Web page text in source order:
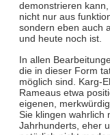
demonstrieren
nicht nur aus
sondern eben auch
und heute noch ist.
In allen
die in dieser Form
möglich sind. Karg-
Rameaus etwa
eigenen,
Sie klingen wahrlich
Jahrhunderts, eher